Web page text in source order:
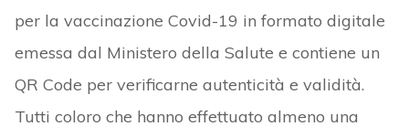
per la vaccinazione Covid-19 in formato digitale
emessa dal Ministero della Salute e contiene un
QR Code per verificarne autenticità e validità.
Tutti coloro che hanno effettuato almeno una